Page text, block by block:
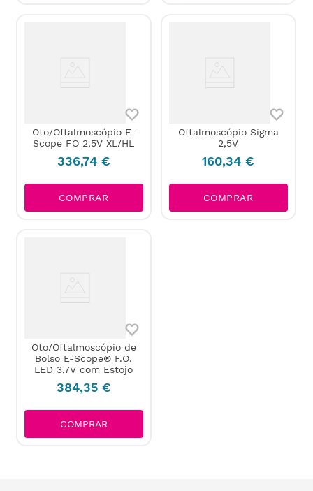
Oto/Oftalmoscópio E-
Scope FO 2,5V XL/HL
336,74 €
COMPRAR
Oftalmoscópio Sigma
2,5V
160,34 €
COMPRAR
Oto/Oftalmoscópio de
Bolso E-Scope® F.O.
LED 3,7V com Estojo
384,35 €
COMPRAR